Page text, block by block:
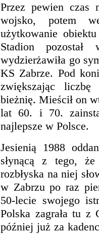
Przez pewien czas
wojsko, potem
użytkowanie
Stadion pozostał
wydzierżawiła go
KS Zabrze. Pod
zwiększając
bieżnię. Mieścił on
lat 60. i 70.
najlepsze w Polsce.
Jesienią 1988
słynącą z tego,
rozbłyska na niej
w Zabrzu po raz
50-lecie swojego
Polska zagrała tu
później już za